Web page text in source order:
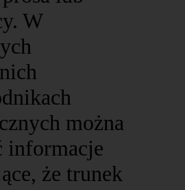
W
można
informacje
że trunek